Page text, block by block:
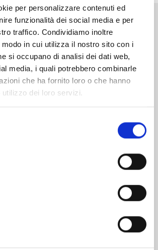
per personalizzare contenuti ed
funzionalità dei social media e per
traffico. Condividiamo inoltre
in cui utilizza il nostro sito con i
si occupano di analisi dei dati web,
media, i quali potrebbero combinarle
che ha fornito loro o che hanno
dei loro servizi.
della serie